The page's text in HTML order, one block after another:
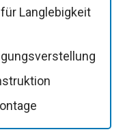
Langlebigkeit